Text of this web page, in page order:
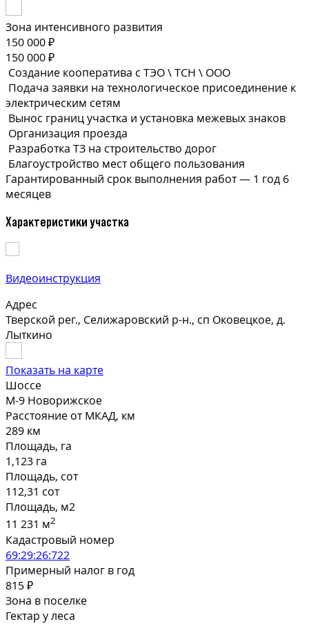
Зона интенсивного развития
150 000 ₽
150 000 ₽
Создание кооператива с ТЭО \ ТСН \ ООО
Подача заявки на технологическое присоединение к
электрическим сетям
Вынос границ участка и установка межевых знаков
Организация проезда
Разработка ТЗ на строительство дорог
Благоустройство мест общего пользования
Гарантированный срок выполнения работ — 1 год 6
месяцев
Характеристики участка
Видеоинструкция
Адрес
Тверской рег., Селижаровский р-н., сп Оковецкое, д.
Лыткино
Показать на карте
Шоссе
М-9 Новорижское
Расстояние от МКАД, км
289 км
Площадь, га
1,123 га
Площадь, сот
112,31 сот
Площадь, м2
11 231 м2
Кадастровый номер
69:29:26:722
Примерный налог в год
815 ₽
Зона в поселке
Гектар у леса